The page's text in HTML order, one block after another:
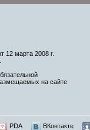
марта 2008 г.
на сайте
PDA ВКонтакте